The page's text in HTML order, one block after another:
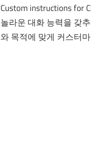
Custom instructions for
놀라운 대화 능력을 갖
와 목적에 맞게 커스터